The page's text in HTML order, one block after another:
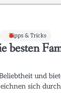
Tipps & Tricks
besten
und
sich